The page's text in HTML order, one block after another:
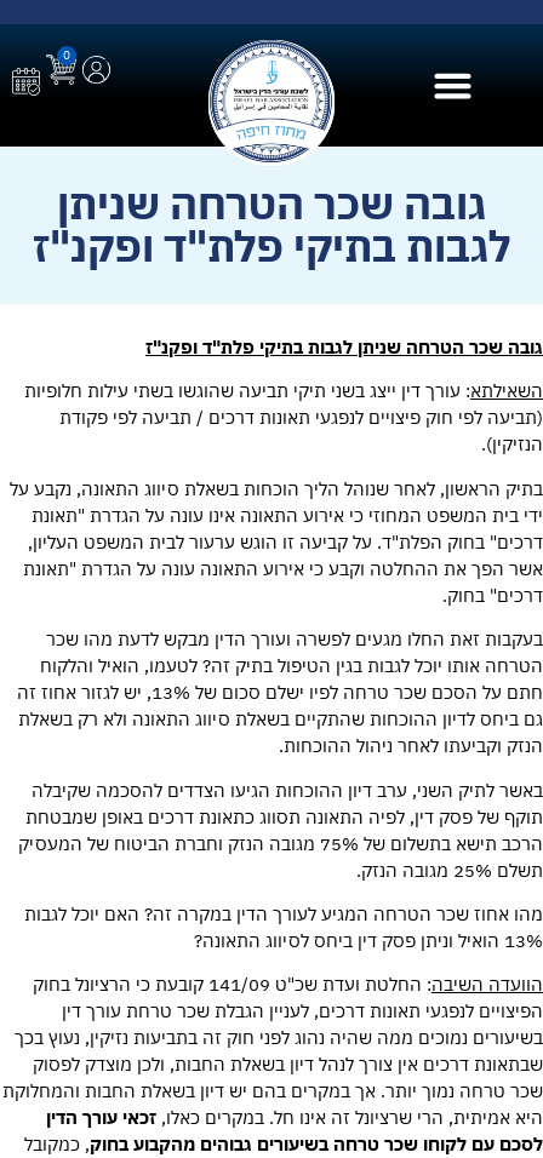
0
גובה שכר הטרחה שניתן
לגבות בתיקי פלת"ד ופקנ"ז
גובה שכר הטרחה שניתן לגבות בתיקי פלת"ד ופקנ"ז
השאילתא: עורך דין ייצג בשני תיקי תביעה שהוגשו בשתי עילות חלופיות
(תביעה לפי חוק פיצויים לנפגעי תאונות דרכים / תביעה לפי פקודת
הנזיקין).
בתיק הראשון, לאחר שנוהל הליך הוכחות בשאלת סיווג התאונה, נקבע על
ידי בית המשפט המחוזי כי אירוע התאונה אינו עונה על הגדרת "תאונת
דרכים" בחוק הפלת"ד. על קביעה זו הוגש ערעור לבית המשפט העליון,
אשר הפך את ההחלטה וקבע כי אירוע התאונה עונה על הגדרת "תאונת
דרכים" בחוק.
בעקבות זאת החלו מגעים לפשרה ועורך הדין מבקש לדעת מהו שכר
הטרחה אותו יוכל לגבות בגין הטיפול בתיק זה? לטעמו, הואיל והלקוח
חתם על הסכם שכר טרחה לפיו ישלם סכום של 13%, יש לגזור אחוז זה
גם ביחס לדיון ההוכחות שהתקיים בשאלת סיווג התאונה ולא רק בשאלת
הנזק וקביעתו לאחר ניהול ההוכחות.
באשר לתיק השני, ערב דיון ההוכחות הגיעו הצדדים להסכמה שקיבלה
תוקף של פסק דין, לפיה התאונה תסווג כתאונת דרכים באופן שמבטחת
הרכב תישא בתשלום של 75% מגובה הנזק וחברת הביטוח של המעסיק
תשלם 25% מגובה הנזק.
מהו אחוז שכר הטרחה המגיע לעורך הדין במקרה זה? האם יוכל לגבות
13% הואיל וניתן פסק דין ביחס לסיווג התאונה?
הוועדה השיבה
: החלטת ועדת שכ"ט 141/09 קובעת כי הרציונל בחוק
הפיצויים לנפגעי תאונות דרכים, לעניין הגבלת שכר טרחת עורך דין
בשיעורים נמוכים ממה שהיה נהוג לפני חוק זה בתביעות נזיקין, נעוץ בכך
שבתאונת דרכים אין צורך לנהל דיון בשאלת החבות, ולכן מוצדק לפסוק
שכר טרחה נמוך יותר. אך במקרים בהם יש דיון בשאלת החבות והמחלוקת
היא אמיתית, הרי שרציונל זה אינו חל. במקרים כאלו, זכאי עורך הדין
לסכם עם לקוחו שכר טרחה בשיעורים גבוהים מהקבוע בחוק, כמקובל